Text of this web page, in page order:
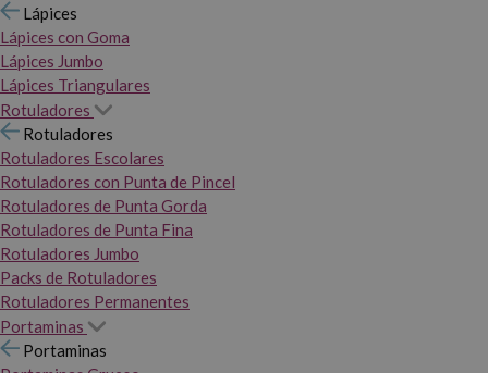
Lápices
Lápices con Goma
Lápices Jumbo
Lápices Triangulares
Rotuladores
Rotuladores
Rotuladores Escolares
Rotuladores con Punta de Pincel
Rotuladores de Punta Gorda
Rotuladores de Punta Fina
Rotuladores Jumbo
Packs de Rotuladores
Rotuladores Permanentes
Portaminas
Portaminas